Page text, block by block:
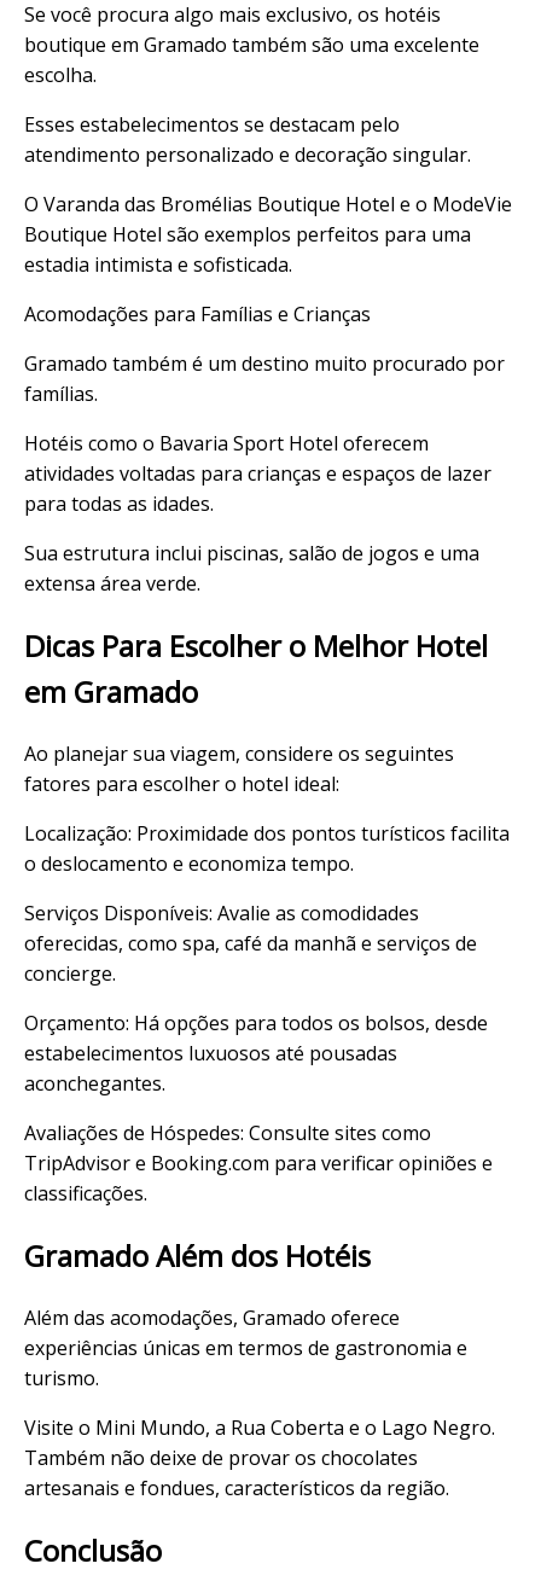
Se você procura algo mais exclusivo, os hotéis
boutique em Gramado também são uma excelente
escolha.
Esses estabelecimentos se destacam pelo
atendimento personalizado e decoração singular.
O Varanda das Bromélias Boutique Hotel e o ModeVie
Boutique Hotel são exemplos perfeitos para uma
estadia intimista e sofisticada.
Acomodações para Famílias e Crianças
Gramado também é um destino muito procurado por
famílias.
Hotéis como o Bavaria Sport Hotel oferecem
atividades voltadas para crianças e espaços de lazer
para todas as idades.
Sua estrutura inclui piscinas, salão de jogos e uma
extensa área verde.
Dicas Para Escolher o Melhor Hotel
em Gramado
Ao planejar sua viagem, considere os seguintes
fatores para escolher o hotel ideal:
Localização: Proximidade dos pontos turísticos facilita
o deslocamento e economiza tempo.
Serviços Disponíveis: Avalie as comodidades
oferecidas, como spa, café da manhã e serviços de
concierge.
Orçamento: Há opções para todos os bolsos, desde
estabelecimentos luxuosos até pousadas
aconchegantes.
Avaliações de Hóspedes: Consulte sites como
TripAdvisor e Booking.com para verificar opiniões e
classificações.
Gramado Além dos Hotéis
Além das acomodações, Gramado oferece
experiências únicas em termos de gastronomia e
turismo.
Visite o Mini Mundo, a Rua Coberta e o Lago Negro.
Também não deixe de provar os chocolates
artesanais e fondues, característicos da região.
Conclusão